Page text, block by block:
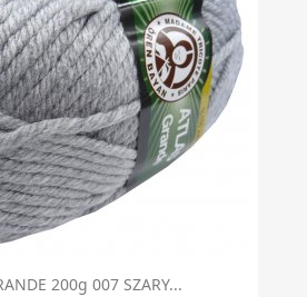
200g 007 SZARY...